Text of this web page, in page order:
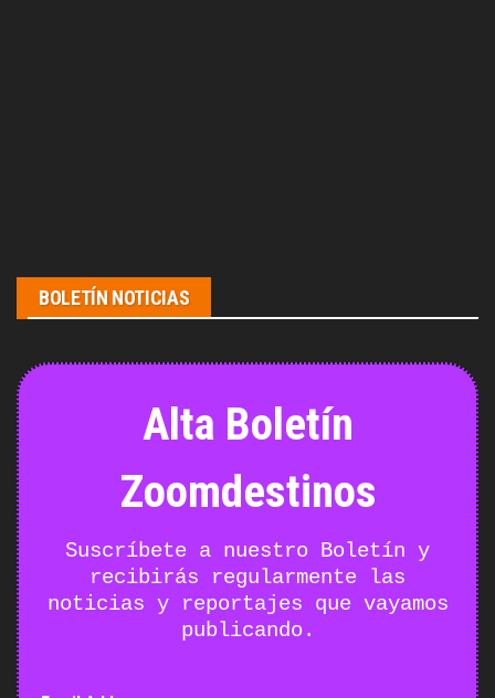
BOLETÍN NOTICIAS
Alta Boletín
Zoomdestinos
Suscríbete a nuestro Boletín y
recibirás regularmente las
noticias y reportajes que vayamos
publicando.